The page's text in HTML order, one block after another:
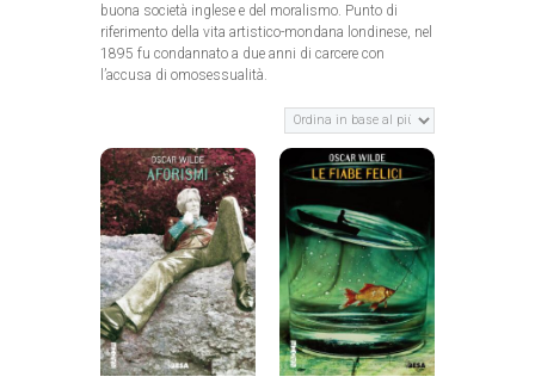
buona società inglese e del moralismo. Punto di
riferimento della vita artistico-mondana londinese, nel
1895 fu condannato a due anni di carcere con
l’accusa di omosessualità.